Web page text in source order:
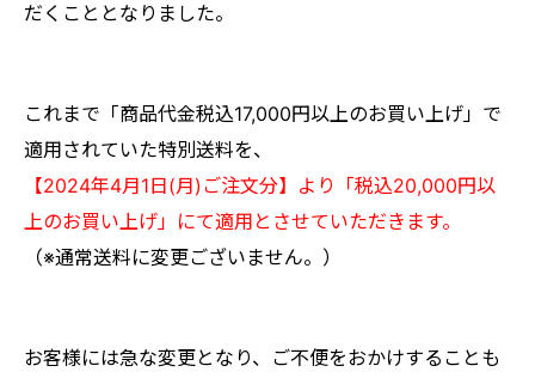
だくこととなりました。
これまで「商品代金税込17,000円以上のお買い上げ」で
適用されていた特別送料を、
【2024年4月1日(月)ご注文分】より「税込20,000円以
上のお買い上げ」にて適用とさせていただきます。
（※通常送料に変更ございません。 ）
お客様には急な変更となり、ご不便をおかけすることも